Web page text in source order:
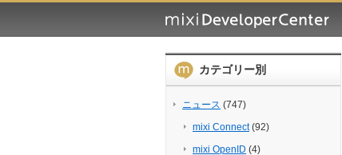
カテゴリー別
ニュース (747)
mixi Connect(92)
mixi OpenID (4)